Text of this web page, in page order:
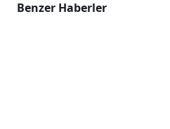
Benzer Haberler